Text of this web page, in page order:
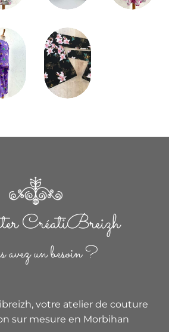
Accessoires
CréatiBreizh
avez un besoin ?
votre atelier de couture
sur mesure en Morbihan